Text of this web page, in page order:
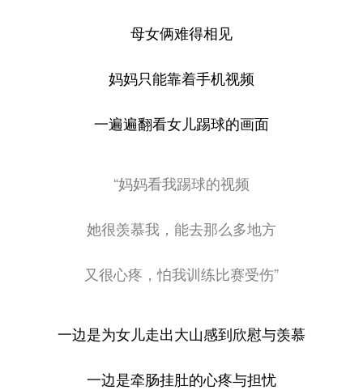
母女俩难得相见
妈妈只能靠着手机视频
一遍遍翻看女儿踢球的画面
“妈妈看我踢球的视频
她很羡慕我，能去那么多地方
又很心疼，怕我训练比赛受伤”
一边是为女儿走出大山感到欣慰与羡慕
一边是牵肠挂肚的心疼与担忧